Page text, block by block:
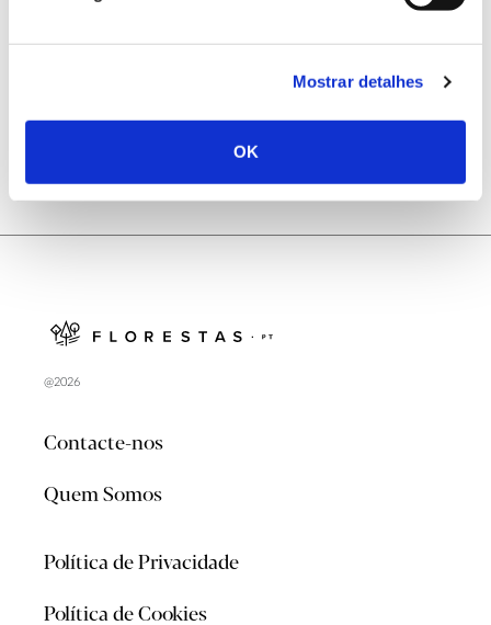
Mostrar detalhes
OK
@2026
Contacte-nos
Quem Somos
Política de Privacidade
Política de Cookies